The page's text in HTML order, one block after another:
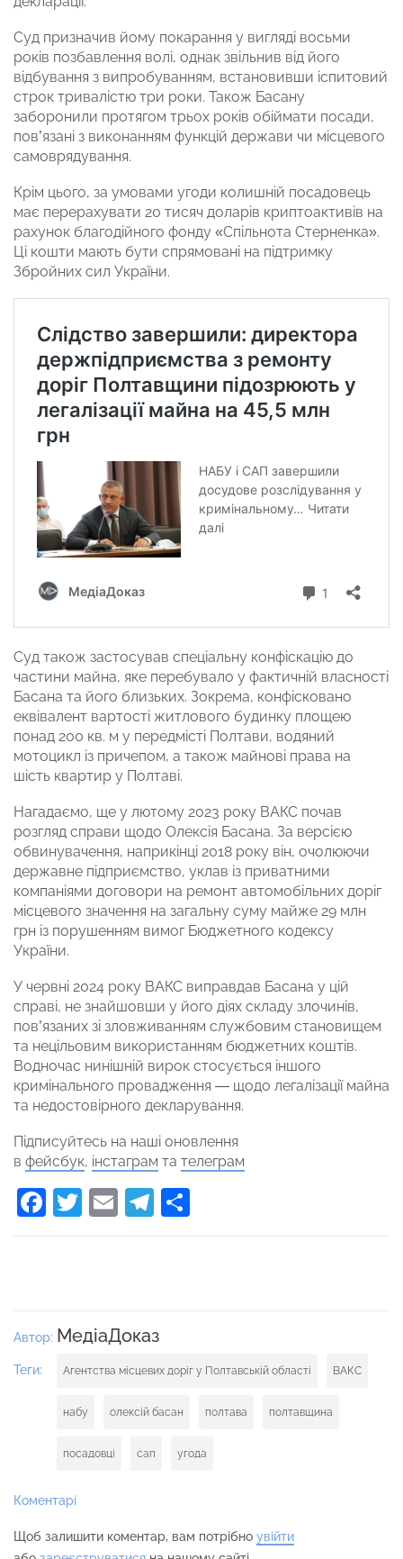
Суд призначив йому покарання у вигляді восьми
років позбавлення волі, однак звільнив від його
відбування з випробуванням, встановивши іспитовий
строк тривалістю три роки. Також Басану
заборонили протягом трьох років обіймати посади,
пов’язані з виконанням функцій держави чи місцевого
самоврядування.
Крім цього, за умовами угоди колишній посадовець
має перерахувати 20 тисяч доларів криптоактивів на
рахунок благодійного фонду «Спільнота Стерненка».
Ці кошти мають бути спрямовані на підтримку
Збройних сил України.
Суд також застосував спеціальну конфіскацію до
частини майна, яке перебувало у фактичній власності
Басана та його близьких. Зокрема, конфісковано
еквівалент вартості житлового будинку площею
понад 200 кв. м у передмісті Полтави, водяний
мотоцикл із причепом, а також майнові права на
шість квартир у Полтаві.
Нагадаємо, ще у лютому 2023 року ВАКС почав
розгляд справи щодо Олексія Басана. За версією
обвинувачення, наприкінці 2018 року він, очолюючи
державне підприємство, уклав із приватними
компаніями договори на ремонт автомобільних доріг
місцевого значення на загальну суму майже 29 млн
грн із порушенням вимог Бюджетного кодексу
України.
У червні 2024 року ВАКС виправдав Басана у цій
справі, не знайшовши у його діях складу злочинів,
пов’язаних зі зловживанням службовим становищем
та нецільовим використанням бюджетних коштів.
Водночас нинішній вирок стосується іншого
кримінального провадження — щодо легалізації майна
та недостовірного декларування.
Підписуйтесь на наші оновлення
в фейсбук, інстаграм та телеграм
Facebook
Twitter
EmailTelegram
Автор: МедіаДоказ
Теги: Агентства місцевих доріг у Полтавській області ВАКС
набу олексій басан полтава полтавщина
посадовці сап угода
Коментарі
Щоб залишити коментар, вам потрібно увійти